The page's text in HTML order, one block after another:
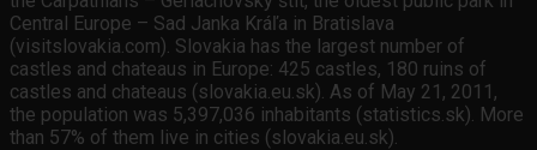
Central Europe – Sad Janka Kráľa in Bratislava
(visitslovakia.com). Slovakia has the largest number of
castles and chateaus in Europe: 425 castles, 180 ruins of
castles and chateaus (slovakia.eu.sk). As of May 21, 2011,
the population was 5,397,036 inhabitants (statistics.sk). More
than 57% of them live in cities (slovakia.eu.sk).